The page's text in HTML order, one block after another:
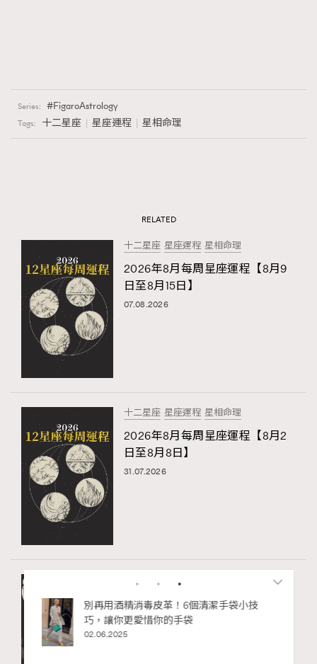
Series: FigaroAstrology
Tags: 十二星座 星座運程 星相命理
RELATED
十二星座 星座運程 星相命理
2026年8月每周星座運程【8月9
日至8月15日】
07.08.2026
十二星座 星座運程 星相命理
2026年8月每周星座運程【8月2
日至8月8日】
31.07.2026
2026年8月星座運程預測土象星
座：山羊座、金牛座、處女座運
勢